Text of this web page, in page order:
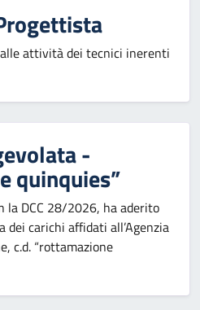
attività dei tecnici inerenti
-
quinquies”
la DCC 28/2026, ha aderito
dei carichi affidati all’Agenzia
c.d. “rottamazione